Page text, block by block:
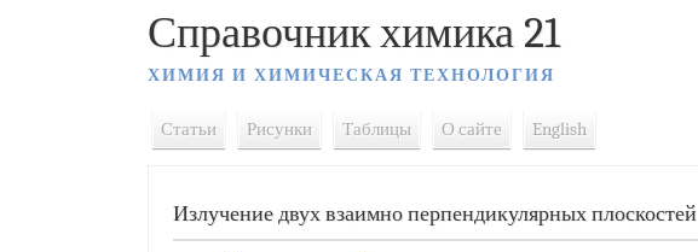
Справочник химика 21
ХИМИЯ И ХИМИЧЕСКАЯ ТЕХНОЛОГИЯ
Статьи Рисунки Таблицы О сайте English
Излучение двух взаимно перпендикулярных плоскостей